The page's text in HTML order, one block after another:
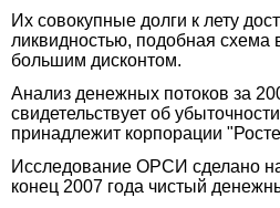
Их совокупные долги к лету
ликвидностью, подобная схема
большим дисконтом.
Анализ денежных потоков за
свидетельствует об
принадлежит корпорации
Исследование ОРСИ сделано
конец 2007 года чистый